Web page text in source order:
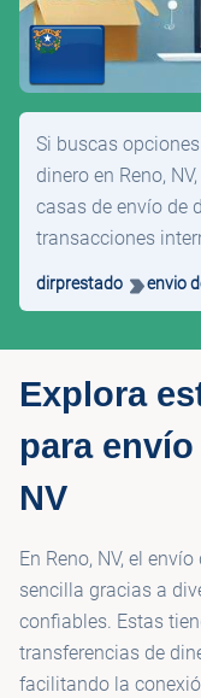
Si buscas
dinero en Reno,
casas de envío de
transacciones
dirprestado envio
Explora
para
NV
En Reno, NV, el
sencilla gracias a
confiables. Estas
transferencias de
facilitando la